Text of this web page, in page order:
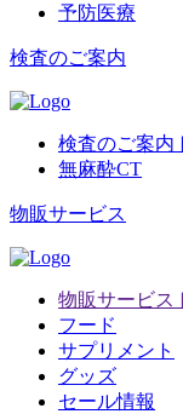
予防医療
検査のご案内
検査のご案内
無麻酔CT
物販サービス
物販サービス
フード
サプリメント
グッズ
セール情報